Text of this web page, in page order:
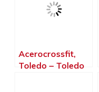
Acerocrossfit,
Toledo – Toledo